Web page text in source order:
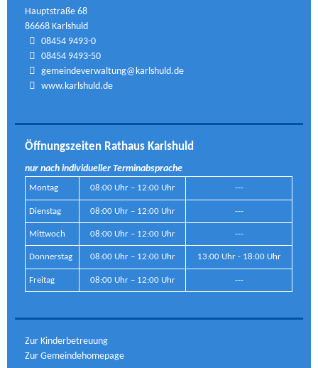
Hauptstraße 68
86668 Karlshuld
08454 9493-0
08454 9493-50
gemeindeverwaltung@karlshuld.de
www.karlshuld.de
Öffnungszeiten Rathaus Karlshuld
nur nach individueller Terminabsprache
Montag 08:00 Uhr – 12:00 Uhr ---
Dienstag 08:00 Uhr – 12:00 Uhr ---
Mittwoch 08:00 Uhr – 12:00 Uhr ---
Donnerstag 08:00 Uhr – 12:00 Uhr 13:00 Uhr - 18:00 Uhr
Freitag 08:00 Uhr – 12:00 Uhr ---
Zur Kinderbetreuung
Zur Gemeindehomepage